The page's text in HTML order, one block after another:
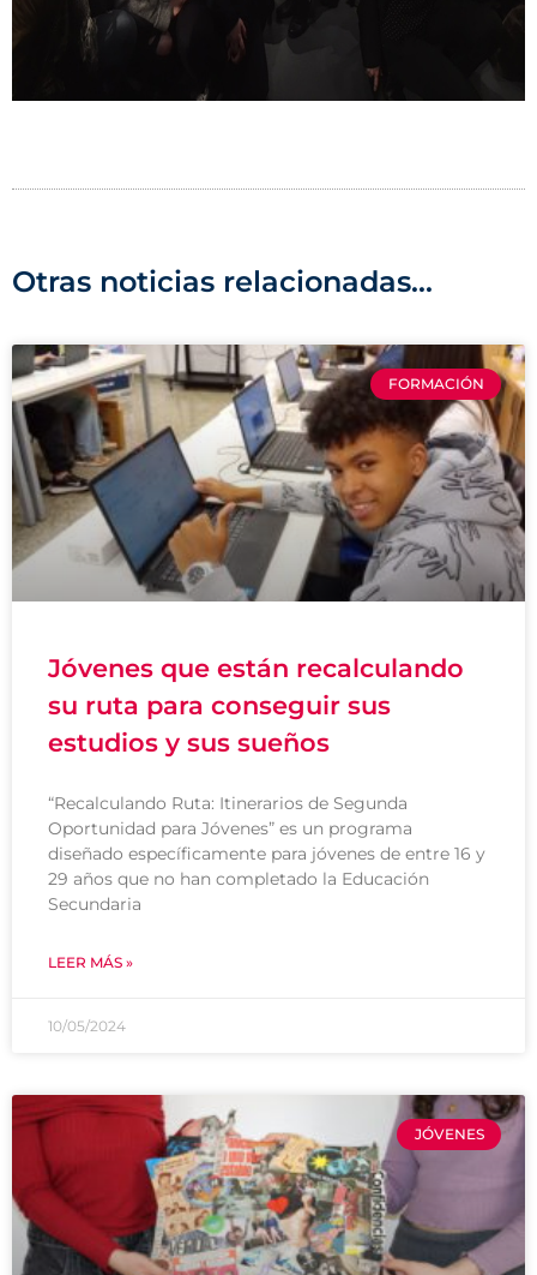
Otras noticias relacionadas...
FORMACIÓN
Jóvenes que están recalculando
su ruta para conseguir sus
estudios y sus sueños
“Recalculando Ruta: Itinerarios de Segunda
Oportunidad para Jóvenes” es un programa
diseñado específicamente para jóvenes de entre 16 y
29 años que no han completado la Educación
Secundaria
LEER MÁS »
10/05/2024
JÓVENES